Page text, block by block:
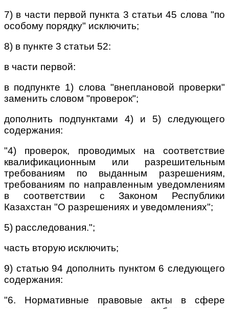
7) в части первой пункта 3 статьи 45 слова "по
особому порядку" исключить;
8) в пункте 3 статьи 52:
в части первой:
в подпункте 1) слова "внеплановой проверки"
заменить словом "проверок";
дополнить подпунктами 4) и 5) следующего
содержания:
"4) проверок, проводимых на соответствие
квалификационным или разрешительным
требованиям по выданным разрешениям,
требованиям по направленным уведомлениям
в соответствии с Законом Республики
Казахстан "О разрешениях и уведомлениях";
5) расследования.";
часть вторую исключить;
9) статью 94 дополнить пунктом 6 следующего
содержания:
"6. Нормативные правовые акты в сфере